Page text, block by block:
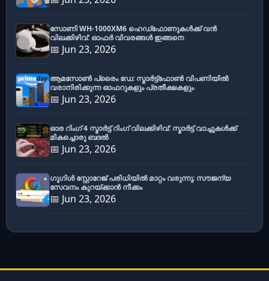
സോണി WH-1000XM6 ഹെഡ്‌ഫോണുകൾക്ക് വൻ
വിലക്കിഴിവ്: ഓഫർ വിവരങ്ങൾ ഇങ്ങനെ
📅 Jun 23, 2026
ആമസോൺ പ്രൈം ഡേ: സ്മാർട്ട്ഫോൺ വിപണിയിൽ
വരാനിരിക്കുന്ന ഓഫറുകളും പ്രതീക്ഷകളും
📅 Jun 23, 2026
ഓര റിംഗ് 4 സ്മാർട്ട് റിംഗ് വിലക്കിഴിവ്: സ്മാർട്ട് വാച്ചുകൾക്ക്
മികച്ചൊരു ബദൽ
📅 Jun 23, 2026
ഗൂഗിൾ സ്റ്റോറേജ് പരിധിയിൽ മാറ്റം വരുന്നു; സൗജന്യ
സേവനം കുറയ്ക്കാൻ നീക്കം
📅 Jun 23, 2026